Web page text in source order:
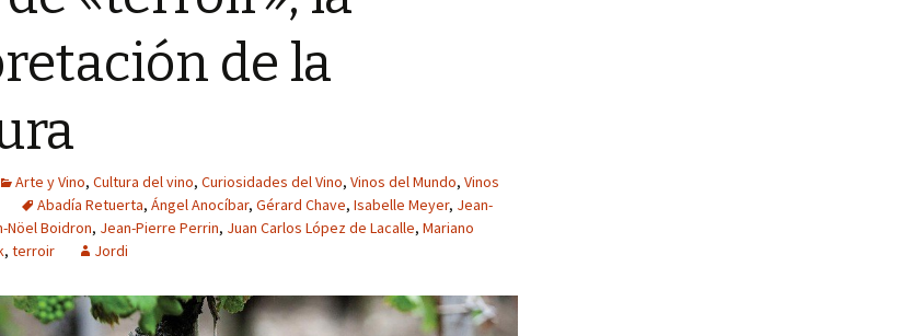
de la
Arte y Vino, Cultura del vino, Curiosidades del Vino, Vinos del Mundo, Vinos
Abadía Retuerta, Ángel Anocíbar, Gérard Chave, Isabelle Meyer, Jean-
Nöel Boidron, Jean-Pierre Perrin, Juan Carlos López de Lacalle, Mariano
, terroir Jordi